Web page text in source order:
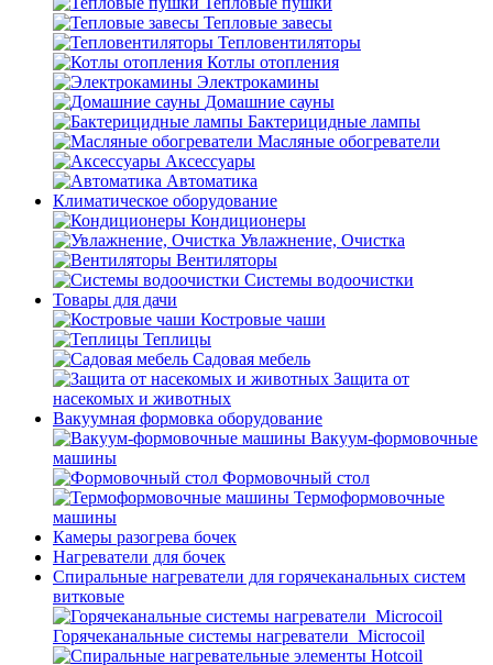
Тепловые завесы
Тепловентиляторы
Котлы отопления
Электрокамины
Домашние сауны
Бактерицидные лампы
Масляные обогреватели
Аксессуары
Автоматика
Климатическое оборудование
Кондиционеры
Увлажнение, Очистка
Вентиляторы
Системы водоочистки
Товары для дачи
Костровые чаши
Теплицы
Садовая мебель
Защита от
насекомых и животных
Вакуумная формовка оборудование
Вакуум-формовочные
машины
Формовочный стол
Термоформовочные
машины
Камеры разогрева бочек
Нагреватели для бочек
Спиральные нагреватели для горячеканальных систем
витковые
Горячеканальные системы нагреватели_Microcoil